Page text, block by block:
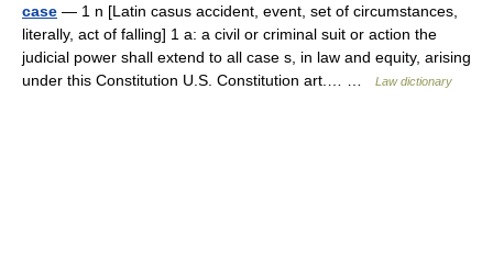
case — 1 n [Latin casus accident, event, set of circumstances,
literally, act of falling] 1 a: a civil or criminal suit or action the
judicial power shall extend to all case s, in law and equity, arising
under this Constitution U.S. Constitution art.… …
Law dictionary